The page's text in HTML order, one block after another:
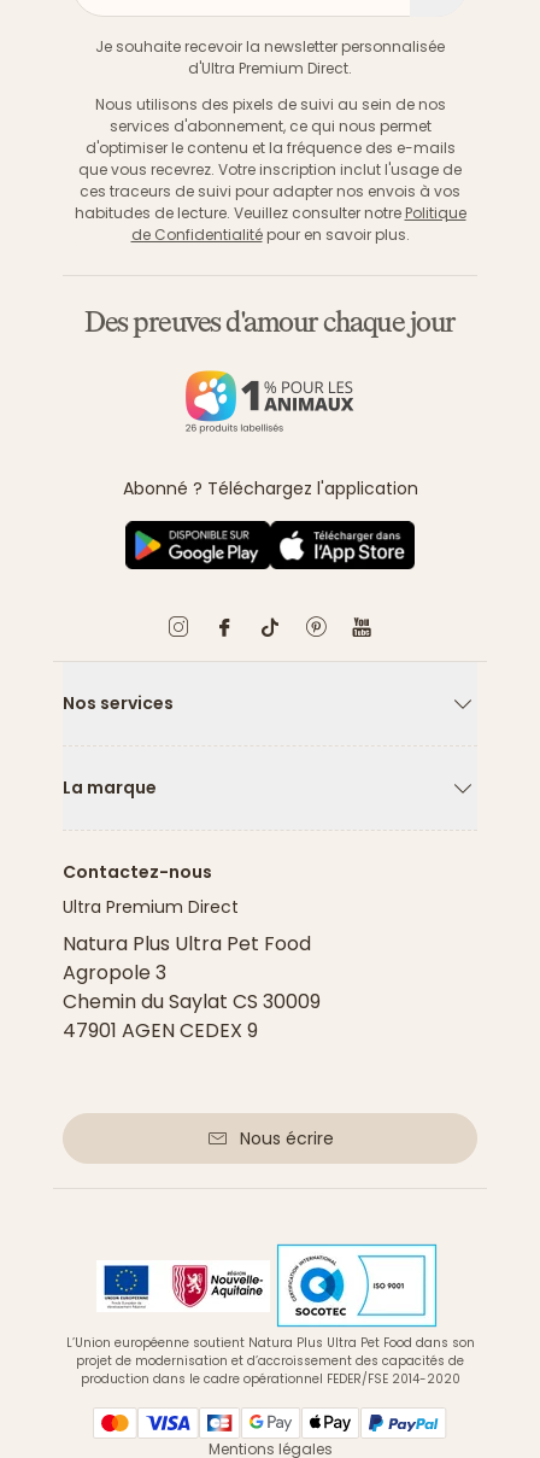
Je souhaite recevoir la newsletter personnalisée
d'Ultra Premium Direct.
Nous utilisons des pixels de suivi au sein de nos
services d'abonnement, ce qui nous permet
d'optimiser le contenu et la fréquence des e-mails
que vous recevrez. Votre inscription inclut l'usage de
ces traceurs de suivi pour adapter nos envois à vos
habitudes de lecture. Veuillez consulter notre Politique
de Confidentialitépour en savoir plus.
Des preuves d'amour chaque jour
Abonné ? Téléchargez l'application
Nos services
La marque
Contactez-nous
Ultra Premium Direct
Natura Plus Ultra Pet Food
Agropole 3
Chemin du Saylat CS 30009
47901 AGEN CEDEX 9
Nous écrire
L’Union européenne soutient Natura Plus Ultra Pet Food dans son
projet de modernisation et d’accroissement des capacités de
production dans le cadre opérationnel FEDER/FSE 2014-2020
Mentions légales